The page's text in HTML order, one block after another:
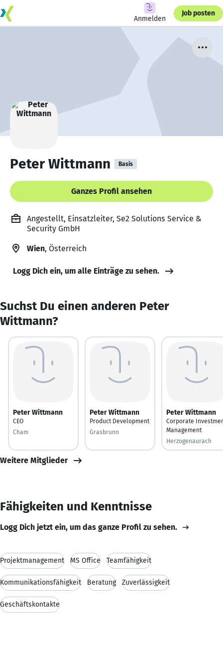
Anmelden
Job posten
Peter Wittmann Basis
Ganzes Profil ansehen
Angestellt, Einsatzleiter, Se2 Solutions Service &
Security GmbH
Wien, Österreich
Logg Dich ein, um alle Einträge zu sehen.
Suchst Du einen anderen Peter
Wittmann?
Peter Wittmann
CEO
Cham
Peter Wittmann
Product Development
Grasbrunn
Peter Wittmann
Corporate
Management
Herzogenaurach
Weitere Mitglieder
Fähigkeiten und Kenntnisse
Logg Dich jetzt ein, um das ganze Profil zu sehen.
Projektmanagement MS Office Teamfähigkeit
Kommunikationsfähigkeit Beratung Zuverlässigkeit
Geschäftskontakte